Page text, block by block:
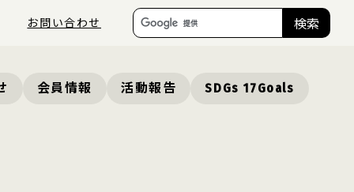
お問い合わせ 検索
会員情報 活動報告 SDGs 17Goals